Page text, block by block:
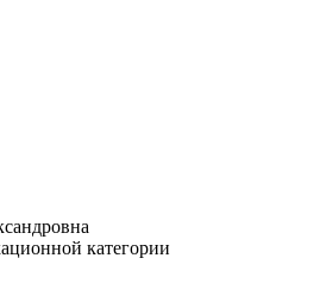
категории